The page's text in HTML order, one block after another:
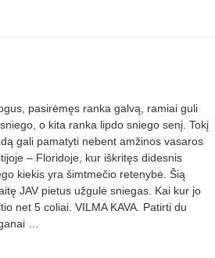
pasirėmęs ranka galvą, ramiai guli
o kita ranka lipdo sniego senį. Tokį
gali pamatyti nebent amžinos vasaros
– Floridoje, kur iškritęs didesnis
kiekis yra šimtmečio retenybė. Šią
JAV pietus užgulė sniegas. Kai kur jo
net 5 coliai. VILMA KAVA. Patirti du
…